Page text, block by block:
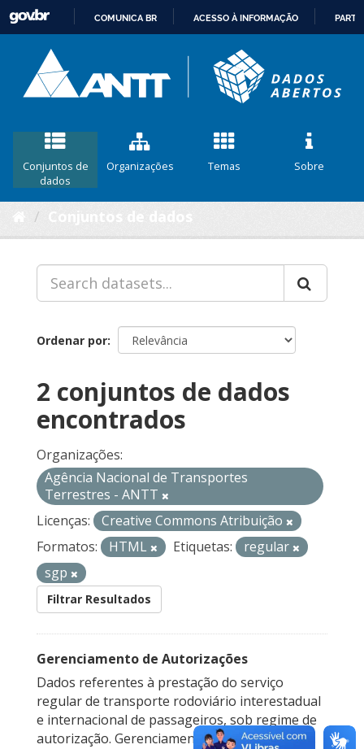
CONTEÚDO
COMUNICA BR ACESSO À INFORMAÇÃO
Conjuntos de
dados
Organizações Temas Sobre
Ordenar por
2 conjuntos de dados
encontrados
Organizações:
Agência Nacional de Transportes
Terrestres - ANTT
Licenças:
Creative Commons Atribuição
Formatos:
HTML Etiquetas:
regular
sgp
Filtrar Resultados
Gerenciamento de Autorizações
Dados referentes à prestação do serviço
regular de transporte rodoviário interestadual
e internacional de passageiros, sob regime de
autorização. Gerenciamento de Autorizações...